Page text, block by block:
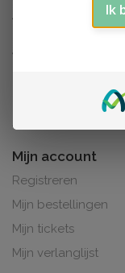
Mijn account
Registreren
Mijn bestellingen
Mijn tickets
Mijn verlanglijst
Ik